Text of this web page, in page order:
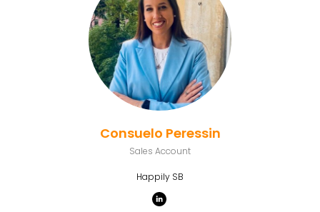
Consuelo Peressin
Sales Account
Happily SB